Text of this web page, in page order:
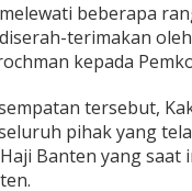
t
e
beberapa
terimakan
kepada
tersebut,
pihak yang
Banten yang